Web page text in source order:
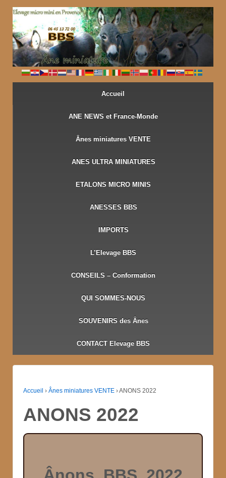
↓
PASSER
AU
CONTENU
PRINCIPAL
Accueil
ANE NEWS et France-Monde
Ânes miniatures VENTE
ANES ULTRA MINIATURES
ETALONS MICRO MINIS
ANESSES BBS
IMPORTS
L’Elevage BBS
CONSEILS – Conformation
QUI SOMMES-NOUS
SOUVENIRS des Ânes
CONTACT Elevage BBS
Accueil › Ânes miniatures VENTE ›ANONS 2022
ANONS 2022